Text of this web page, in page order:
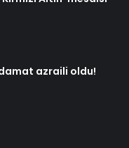
azraili oldu!